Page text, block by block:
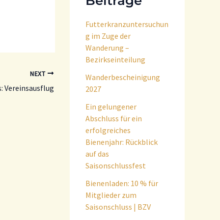
NEXT
Vereinsausflug
Futterkranzuntersuchun
g im Zuge der
Wanderung –
Bezirkseinteilung
Wanderbescheinigung
2027
Ein gelungener
Abschluss für ein
erfolgreiches
Bienenjahr: Rückblick
auf das
Saisonschlussfest
Bienenladen: 10 % für
Mitglieder zum
Saisonschluss | BZV